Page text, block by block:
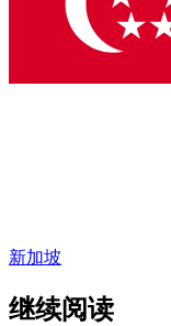
新加坡
继续阅读